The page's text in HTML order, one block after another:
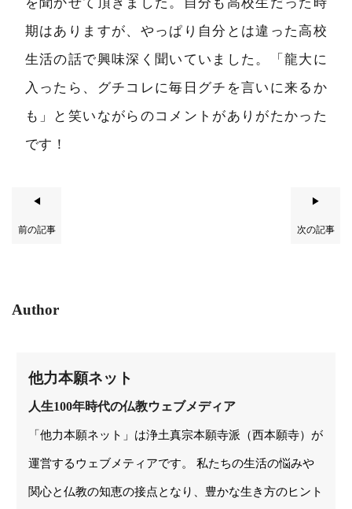
期はありますが、やっぱり自分とは違った高校
生活の話で興味深く聞いていました。「龍大に
入ったら、グチコレに毎日グチを言いに来るか
も」と笑いながらのコメントがありがたかった
です！
◀
前の記事
▶
次の記事
Author
他力本願ネット
人生100年時代の仏教ウェブメディア
「他力本願ネット」は浄土真宗本願寺派（西本願寺）が
運営するウェブメティアです。 私たちの生活の悩みや
関心と仏教の知恵の接点となり、豊かな生き方のヒント